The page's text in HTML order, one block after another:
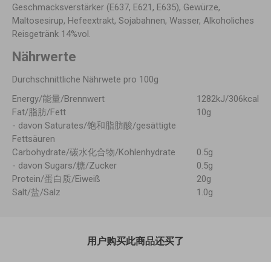
Geschmacksverstärker (E637, E621, E635), Gewürze,
Maltosesirup, Hefeextrakt, Sojabahnen, Wasser, Alkoholiches
Reisgetränk 14%vol.
Nährwerte
Durchschnittliche Nährwete pro 100g
Energy/能量/Brennwert
1282kJ/306kcal
Fat/脂肪/Fett
10g
- davon Saturates/饱和脂肪酸/gesättigte
Fettsäuren
Carbohydrate/碳水化合物/Kohlenhydrate
0.5g
- davon Sugars/糖/Zucker
0.5g
Protein/蛋白质/Eiweiß
20g
Salt/盐/Salz
1.0g
用户购买此商品还买了